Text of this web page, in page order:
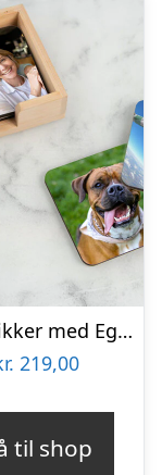
Glasbrikker med Eget Foto – 6-pak
219,00
til shop